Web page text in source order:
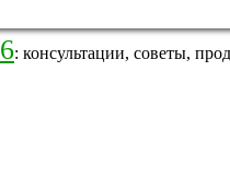
: консультации, советы,